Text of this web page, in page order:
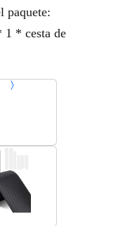
paquete:
1 * cesta de